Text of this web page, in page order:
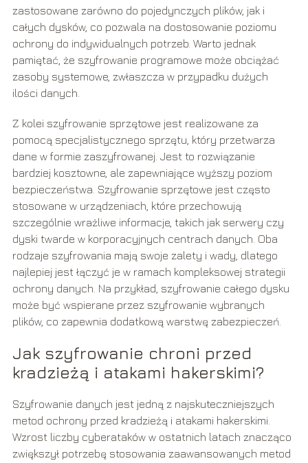
zastosowane zarówno do pojedynczych plików, jak i
całych dysków, co pozwala na dostosowanie poziomu
ochrony do indywidualnych potrzeb. Warto jednak
pamiętać, że szyfrowanie programowe może obciążać
zasoby systemowe, zwłaszcza w przypadku dużych
ilości danych.
Z kolei szyfrowanie sprzętowe jest realizowane za
pomocą specjalistycznego sprzętu, który przetwarza
dane w formie zaszyfrowanej. Jest to rozwiązanie
bardziej kosztowne, ale zapewniające wyższy poziom
bezpieczeństwa. Szyfrowanie sprzętowe jest często
stosowane w urządzeniach, które przechowują
szczególnie wrażliwe informacje, takich jak serwery czy
dyski twarde w korporacyjnych centrach danych. Oba
rodzaje szyfrowania mają swoje zalety i wady, dlatego
najlepiej jest łączyć je w ramach kompleksowej strategii
ochrony danych. Na przykład, szyfrowanie całego dysku
może być wspierane przez szyfrowanie wybranych
plików, co zapewnia dodatkową warstwę zabezpieczeń.
Jak szyfrowanie chroni przed
kradzieżą i atakami hakerskimi?
Szyfrowanie danych jest jedną z najskuteczniejszych
metod ochrony przed kradzieżą i atakami hakerskimi.
Wzrost liczby cyberataków w ostatnich latach znacząco
zwiększył potrzebę stosowania zaawansowanych metod